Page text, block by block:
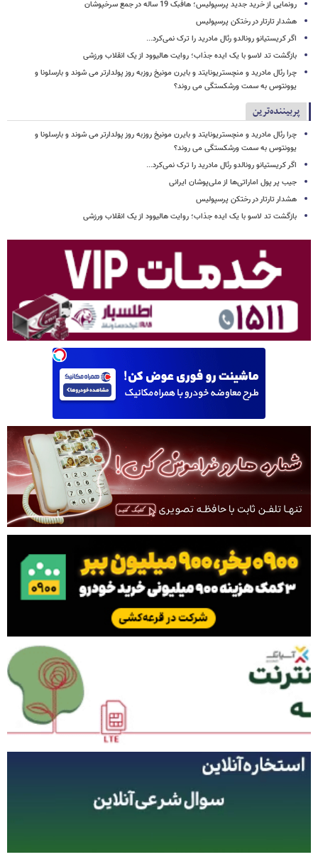
رونمایی از خرید جدید پرسپولیس؛ هافبک 19 ساله در جمع سرخپوشان
هشدار تارتار در رختکن پرسپولیس
اگر کریستیانو رونالدو رئال مادرید را ترک نمی‌کرد...
بازگشت تد لاسو با یک ایده جذاب؛ روایت هالیوود از یک انقلاب ورزشی
چرا رئال مادرید و منچستریونایتد و بایرن مونیخ روزبه روز پولدارتر می شوند و بارسلونا و
یوونتوس به سمت ورشکستگی می روند؟
پربیننده‌ترین
چرا رئال مادرید و منچستریونایتد و بایرن مونیخ روزبه روز پولدارتر می شوند و بارسلونا و
یوونتوس به سمت ورشکستگی می روند؟
اگر کریستیانو رونالدو رئال مادرید را ترک نمی‌کرد...
جیب پر پول اماراتی‌ها از ملی‌پوشان ایرانی
هشدار تارتار در رختکن پرسپولیس
بازگشت تد لاسو با یک ایده جذاب؛ روایت هالیوود از یک انقلاب ورزشی